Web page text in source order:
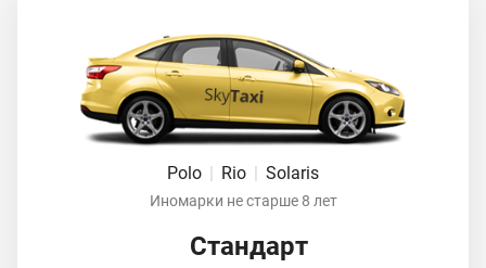
Polo | Rio | Solaris
Иномарки не старше 8 лет
Стандарт